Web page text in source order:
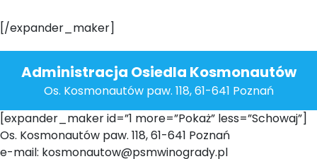
[/expander_maker]
Administracja Osiedla Kosmonautów
Os. Kosmonautów paw. 118, 61-641 Poznań
[expander_maker id=”1 more=”Pokaż” less=”Schowaj”]
Os. Kosmonautów paw. 118, 61-641 Poznań
e-mail: kosmonautow@psmwinogrady.pl